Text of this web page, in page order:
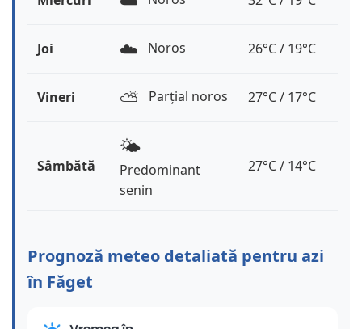
Joi ☁️ Noros 26°C / 19°C
Vineri ⛅️ Parțial noros 27°C / 17°C
Sâmbătă
🌤️
Predominant
senin
27°C / 14°C
Prognoză meteo detaliată pentru azi
în Făget